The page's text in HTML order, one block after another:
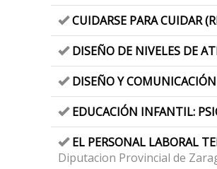
CUIDARSE PARA CUIDAR
DISEÑO DE NIVELES DE
DISEÑO Y
EDUCACIÓN INFANTIL:
EL PERSONAL LABORAL
Diputacion Provincial de